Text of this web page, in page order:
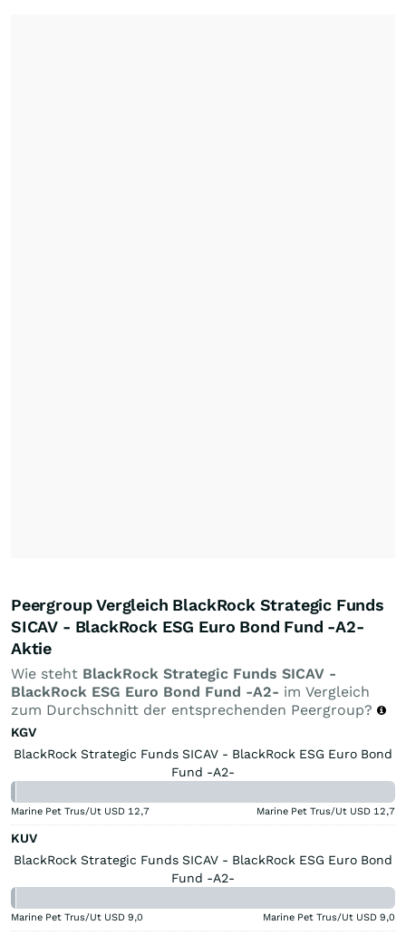
Peergroup Vergleich BlackRock Strategic Funds
SICAV - BlackRock ESG Euro Bond Fund -A2-
Aktie
Wie steht BlackRock Strategic Funds SICAV -
BlackRock ESG Euro Bond Fund -A2- im Vergleich
zum Durchschnitt der entsprechenden Peergroup?
KGV
BlackRock Strategic Funds SICAV - BlackRock ESG Euro Bond
Fund -A2-
Marine Pet Trus/Ut USD 12,7 Marine Pet Trus/Ut USD 12,7
KUV
BlackRock Strategic Funds SICAV - BlackRock ESG Euro Bond
Fund -A2-
Marine Pet Trus/Ut USD 9,0 Marine Pet Trus/Ut USD 9,0